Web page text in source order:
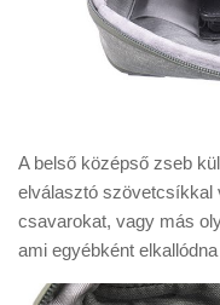
A belső középső zseb
elválasztó szövetcsíkkal
csavarokat, vagy más
ami egyébként